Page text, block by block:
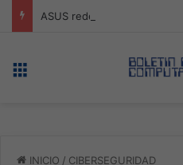
INICIO / CIBERSEGURIDAD